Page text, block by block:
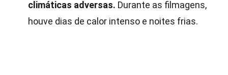
climáticas adversas. Durante as filmagens,
houve dias de calor intenso e noites frias.